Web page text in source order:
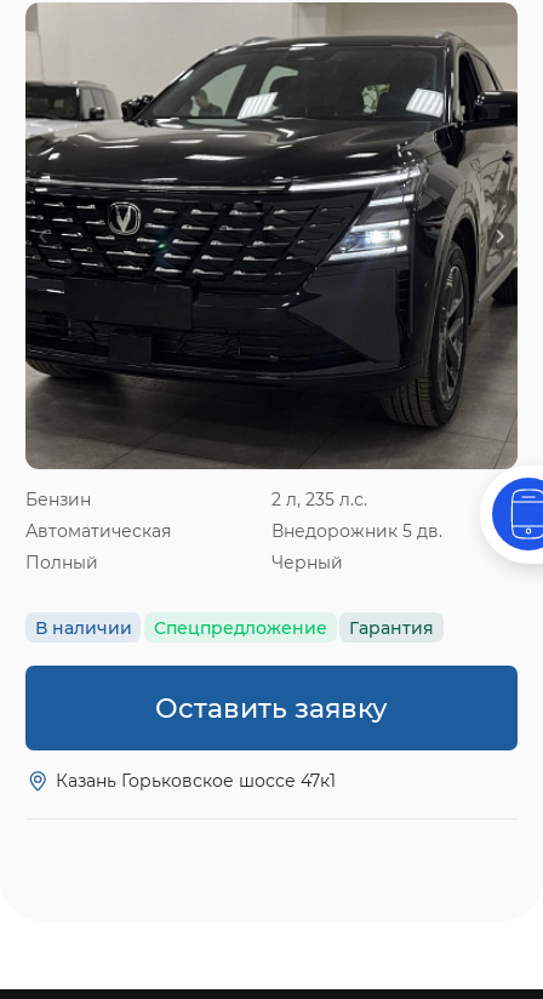
Бензин
2 л, 235 л.с.
Автоматическая
Внедорожник 5 дв.
Полный
Черный
В наличии Спецпредложение Гарантия
Оставить заявку
Казань Горьковское шоссе 47к1